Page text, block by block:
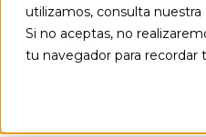
utilizamos, consulta nuestra
Si no aceptas, no
tu navegador para recordar